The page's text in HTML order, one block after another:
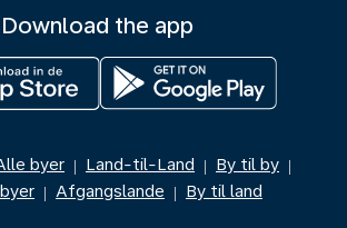
Download the app
byer | Land-til-Land | By til by |
| Afgangslande | By til land